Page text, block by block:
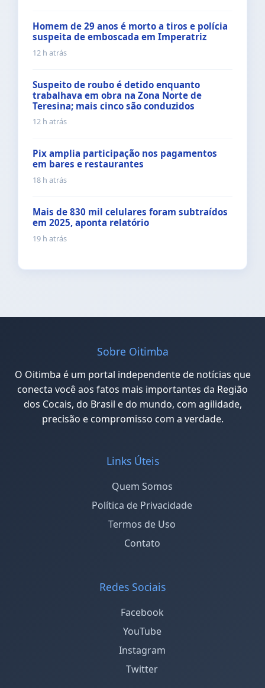
Homem de 29 anos é morto a tiros e polícia
suspeita de emboscada em Imperatriz
12 h atrás
Suspeito de roubo é detido enquanto
trabalhava em obra na Zona Norte de
Teresina; mais cinco são conduzidos
12 h atrás
Pix amplia participação nos pagamentos
em bares e restaurantes
18 h atrás
Mais de 830 mil celulares foram subtraídos
em 2025, aponta relatório
19 h atrás
Sobre Oitimba
O Oitimba é um portal independente de notícias que
conecta você aos fatos mais importantes da Região
dos Cocais, do Brasil e do mundo, com agilidade,
precisão e compromisso com a verdade.
Links Úteis
Quem Somos
Política de Privacidade
Termos de Uso
Contato
Redes Sociais
Facebook
YouTube
Instagram
Twitter